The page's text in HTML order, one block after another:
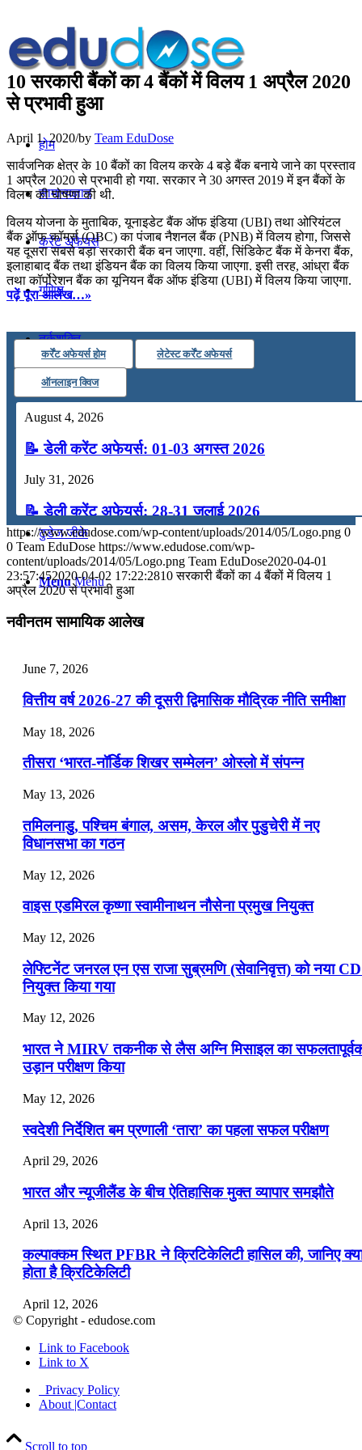
होम
सामान्यज्ञान
करेंट अफेयर्स
गणित
तर्कशक्ति
कंप्यूटर
मॉक टेस्ट
टुडेज जीके
Menu Menu
10 सरकारी बैंकों का 4 बैंकों में विलय 1 अप्रैल 2020
से प्रभावी हुआ
April 1, 2020/by Team EduDose
सार्वजनिक क्षेत्र के 10 बैंकों का विलय करके 4 बड़े बैंक बनाये जाने का प्रस्ताव
1 अप्रैल 2020 से प्रभावी हो गया. सरकार ने 30 अगस्त 2019 में इन बैंकों के
विलय की घोषणा की थी.
विलय योजना के मुताबिक, यूनाइडेट बैंक ऑफ इंडिया (UBI) तथा ओरियंटल
बैंक ऑफ कॉमर्स (OBC) का पंजाब नैशनल बैंक (PNB) में विलय होगा, जिससे
यह दूसरा सबसे बड़ा सरकारी बैंक बन जाएगा. वहीं, सिंडिकेट बैंक में केनरा बैंक,
इलाहाबाद बैंक तथा इंडियन बैंक का विलय किया जाएगा. इसी तरह, आंध्रा बैंक
तथा कॉर्पोरेशन बैंक का यूनियन बैंक ऑफ इंडिया (UBI) में विलय किया जाएगा.
पढ़ें पूरा आलेख…»
कर्रेंट अफेयर्स होम लेटेस्ट कर्रेंट अफेयर्स
ऑनलाइन क्विज
August 4, 2026
📝 डेली करेंट अफेयर्स: 01-03 अगस्त 2026
July 31, 2026
📝 डेली करेंट अफेयर्स: 28-31 जुलाई 2026
July 28, 2026
📝 डेली करेंट अफेयर्स: 25-27 जुलाई 2026
July 22, 2026
📝 डेली करेंट अफेयर्स: 19-21 जुलाई 2026
July 19, 2026
📝 डेली करेंट अफेयर्स: 16-18 जुलाई 2026
July 16, 2026
📝 डेली करेंट अफेयर्स: 13-15 जुलाई 2026
https://www.edudose.com/wp-content/uploads/2014/05/Logo.png 0
0 Team EduDose https://www.edudose.com/wp-
content/uploads/2014/05/Logo.png Team EduDose2020-04-01
23:57:452020-04-02 17:22:2810 सरकारी बैंकों का 4 बैंकों में विलय 1
अप्रैल 2020 से प्रभावी हुआ
नवीनतम सामायिक आलेख
June 7, 2026
वित्तीय वर्ष 2026-27 की दूसरी द्विमासिक मौद्रिक नीति समीक्षा
May 18, 2026
तीसरा ‘भारत-नॉर्डिक शिखर सम्मेलन’ ओस्लो में संपन्न
May 13, 2026
तमिलनाडु, पश्चिम बंगाल, असम, केरल और पुडुचेरी में नए
विधानसभा का गठन
May 12, 2026
वाइस एडमिरल कृष्णा स्वामीनाथन नौसेना प्रमुख नियुक्त
May 12, 2026
लेफ्टिनेंट जनरल एन एस राजा सुब्रमणि (सेवानिवृत्त) को नया
नियुक्त किया गया
May 12, 2026
भारत ने MIRV तकनीक से लैस अग्नि मिसाइल का
उड़ान परीक्षण किया
May 12, 2026
स्वदेशी निर्देशित बम प्रणाली ‘तारा’ का पहला सफल परीक्षण
April 29, 2026
भारत और न्यूजीलैंड के बीच ऐतिहासिक मुक्त व्यापार समझौते
April 13, 2026
कल्पाक्कम स्थित PFBR ने क्रिटिकेलिटी हासिल की, जानिए
होता है क्रिटिकेलिटी
April 12, 2026
April 9, 2026
नासा का आर्टेमिस-2 मिशन: मनुष्य एक बार फिर से चंद्रमा के
पहुंचा
April 7, 2026
© Copyright - edudose.com
Link to Facebook
Link to X
Privacy Policy
About |Contact
Scroll to top